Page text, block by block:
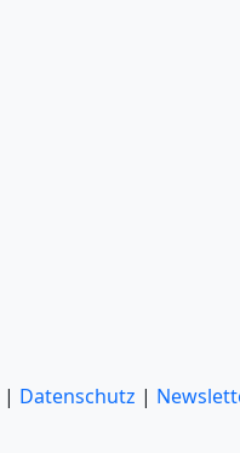
| Datenschutz |